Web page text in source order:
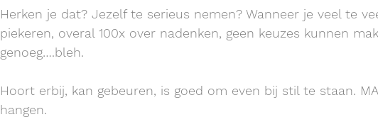
Herken je dat? Jezelf te serieus nemen? Wanneer je veel te
piekeren, overal 100x over nadenken, geen keuzes kunnen
genoeg….bleh.
Hoort erbij, kan gebeuren, is goed om even bij stil te staan.
hangen.